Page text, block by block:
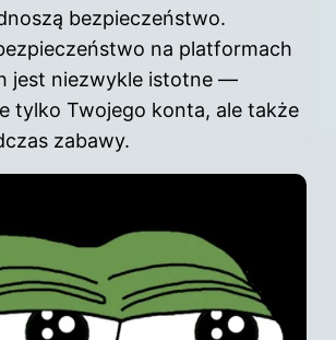
bezpieczeństwo.
na platformach
jest niezwykle istotne —
tylko Twojego konta, ale także
zabawy.